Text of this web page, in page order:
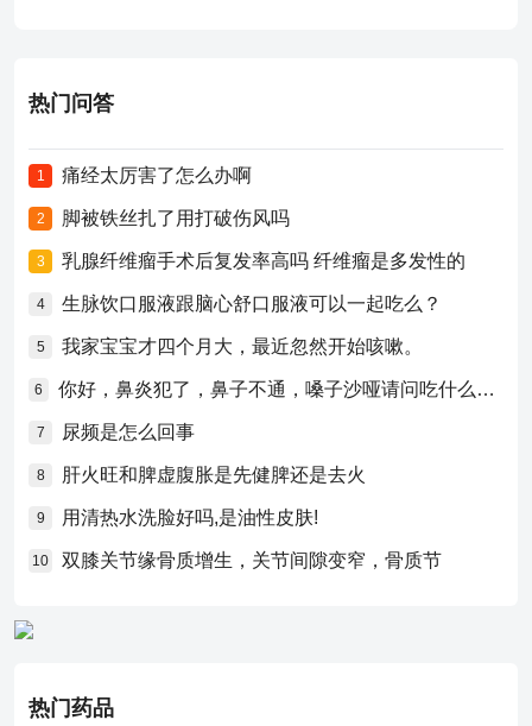
热门问答
1 痛经太厉害了怎么办啊
2 脚被铁丝扎了用打破伤风吗
3 乳腺纤维瘤手术后复发率高吗 纤维瘤是多发性的
4 生脉饮口服液跟脑心舒口服液可以一起吃么？
5 我家宝宝才四个月大，最近忽然开始咳嗽。
6 你好，鼻炎犯了，鼻子不通，嗓子沙哑请问吃什么药比较好？
7 尿频是怎么回事
8 肝火旺和脾虚腹胀是先健脾还是去火
9 用清热水洗脸好吗,是油性皮肤!
10 双膝关节缘骨质增生，关节间隙变窄，骨质节
热门药品